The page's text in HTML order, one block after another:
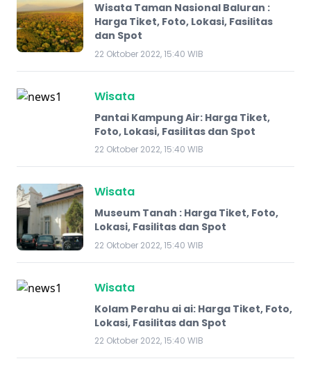
Wisata Taman Nasional Baluran :
Harga Tiket, Foto, Lokasi, Fasilitas
dan Spot
22 Oktober 2022, 15:40 WIB
Wisata
Pantai Kampung Air: Harga Tiket,
Foto, Lokasi, Fasilitas dan Spot
22 Oktober 2022, 15:40 WIB
Wisata
Museum Tanah : Harga Tiket, Foto,
Lokasi, Fasilitas dan Spot
22 Oktober 2022, 15:40 WIB
Wisata
Kolam Perahu ai ai: Harga Tiket, Foto,
Lokasi, Fasilitas dan Spot
22 Oktober 2022, 15:40 WIB